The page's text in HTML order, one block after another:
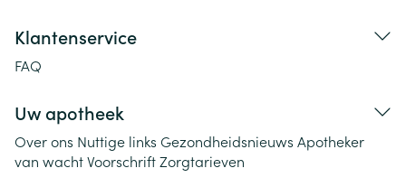
Klantenservice
FAQ
Uw apotheek
Over ons Nuttige links Gezondheidsnieuws Apotheker
van wachtVoorschriftZorgtarieven